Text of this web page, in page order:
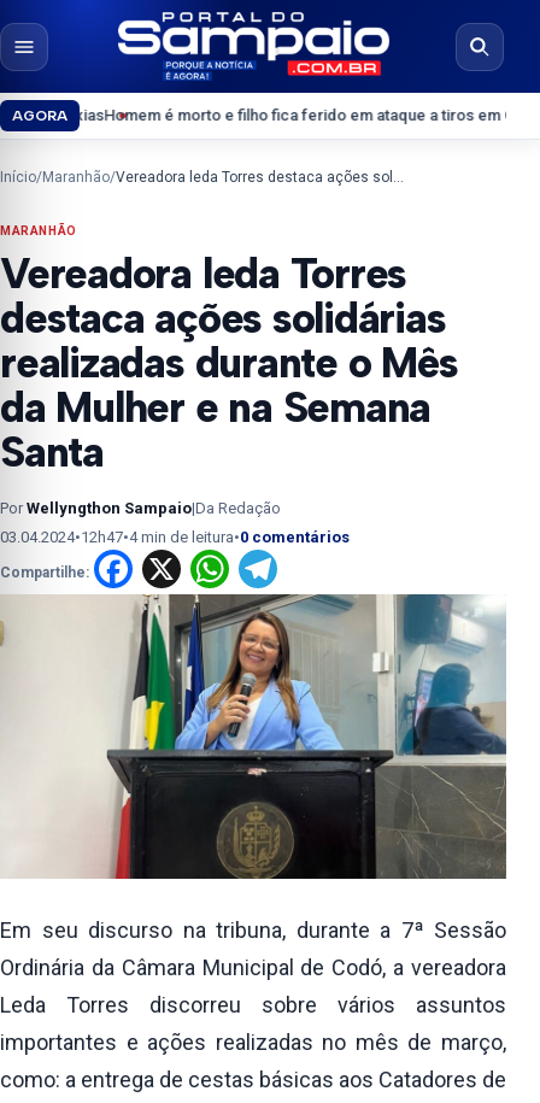
Pular para o conteúdo
Abrir menu
Abrir
AGORAé morto e filho fica ferido em ataque a tiros em CoroatáConfira os
Início/Maranhão/ Vereadora leda Torres destaca ações solidárias realizadas durante o Mês da Mulher e na Semana Santa
MARANHÃO
Vereadora leda Torres
destaca ações solidárias
realizadas durante o Mês
da Mulher e na Semana
Santa
PorWellyngthon Sampaio|Da Redação
03.04.2024•12h47•4 min de leitura•0 comentários
Compartilhe: Facebook
X WhatsApp
Em seu discurso na tribuna, durante a 7ª Sessão
Ordinária da Câmara Municipal de Codó, a vereadora
Leda Torres discorreu sobre vários assuntos
importantes e ações realizadas no mês de março,
como: a entrega de cestas básicas aos Catadores de